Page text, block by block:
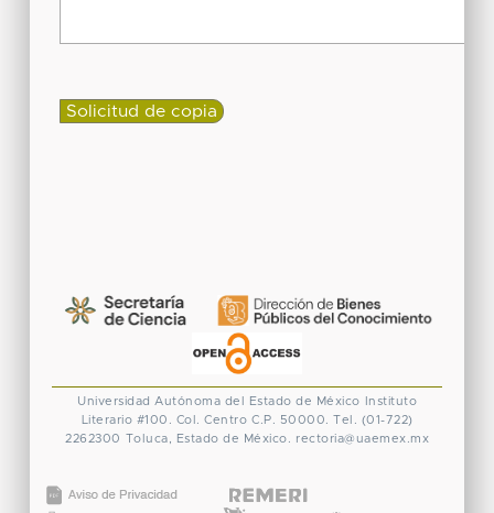
Universidad Autónoma del Estado de México
Instituto
Literario #100. Col. Centro C.P. 50000. Tel. (01-722)
2262300 Toluca, Estado de México. rectoria@uaemex.mx